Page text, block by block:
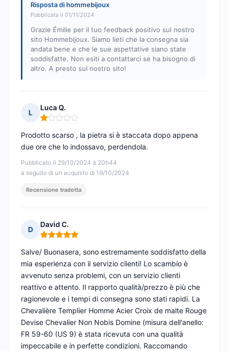
Risposta di hommebijoux
Pubblicata il 01/11/2024
Grazie Émilie per il tuo feedback positivo sul nostro
sito Hommebijoux. Siamo lieti che la consegna sia
andata bene e che le sue aspettative siano state
soddisfatte. Non esiti a contattarci se ha bisogno di
altro. A presto sul nostro sito!
L
Luca Q.
Nota: 1 su 5
Pubblicato il 29/10/2024 à 20h44
a seguito di un acquisto di 19/10/2024
Prodotto scarso , la pietra si è staccata dopo appena
due ore che lo indossavo, perdendola.
Recensione tradotta
D
David C.
Nota: 5 su 5
Salve/ Buonasera, sono estremamente soddisfatto della
mia esperienza con il servizio clienti! Lo scambio è
avvenuto senza problemi, con un servizio clienti
reattivo e attento. Il rapporto qualità/prezzo è più che
ragionevole e i tempi di consegna sono stati rapidi. La
Chevalière Templier Homme Acier Croix de malte Rouge
Devise Chevalier Non Nobis Domine (misura dell'anello:
FR 59-60 (US 9) è stata ricevuta con una qualità
impeccabile e in perfette condizioni. Raccomando